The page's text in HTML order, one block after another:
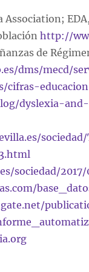
http://
de
dms/mecd/
cifras-
dyslexia-
sociedad/